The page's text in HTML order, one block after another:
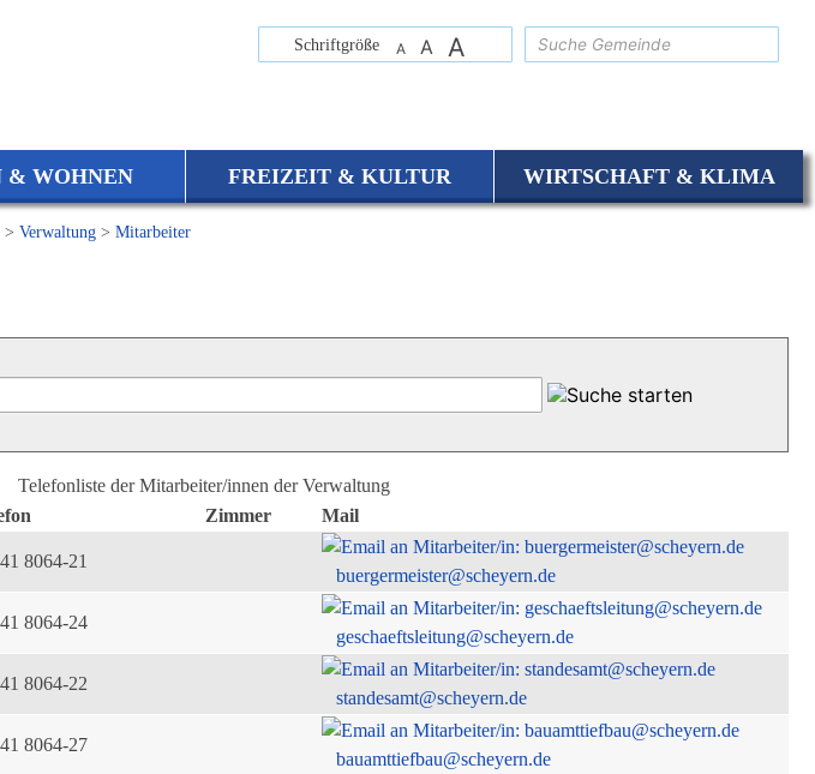
Schriftgröße A A A
& WOHNEN FREIZEIT & KULTUR WIRTSCHAFT & KLIMA
> Verwaltung > Mitarbeiter
Telefonliste der Mitarbeiter/innen der Verwaltung
Zimmer Mail
8064-21
buergermeister@scheyern.de
8064-24
geschaeftsleitung@scheyern.de
8064-22
standesamt@scheyern.de
8064-27
bauamttiefbau@scheyern.de